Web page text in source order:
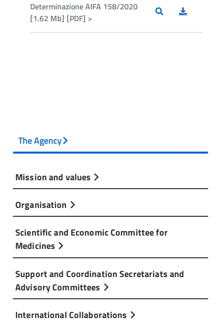
Determinazione AIFA 158/2020
[1.62 Mb] [PDF] >
The Agency
Mission and values
Organisation
Scientific and Economic Committee for
Medicines
Support and Coordination Secretariats and
Advisory Committees
International Collaborations